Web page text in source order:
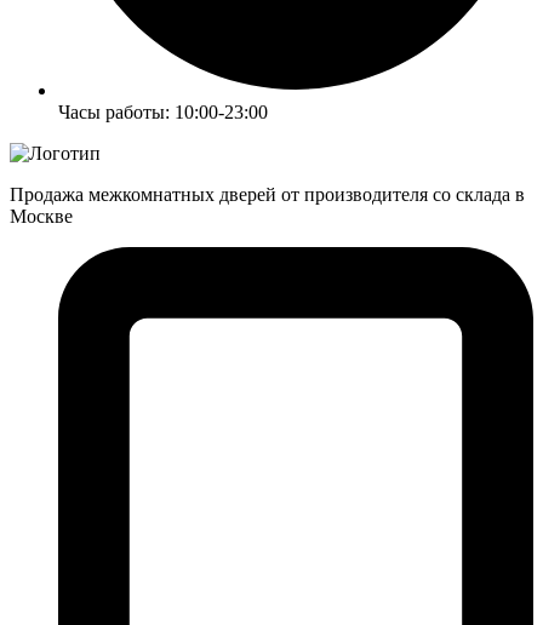
Часы работы: 10:00-23:00
Продажа межкомнатных дверей от производителя со склада в
Москве